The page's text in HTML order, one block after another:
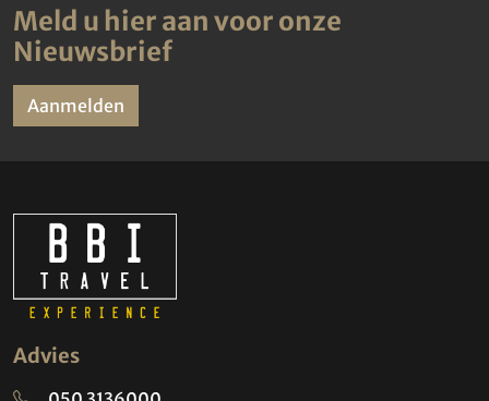
Meld u hier aan voor onze
Nieuwsbrief
Aanmelden
Advies